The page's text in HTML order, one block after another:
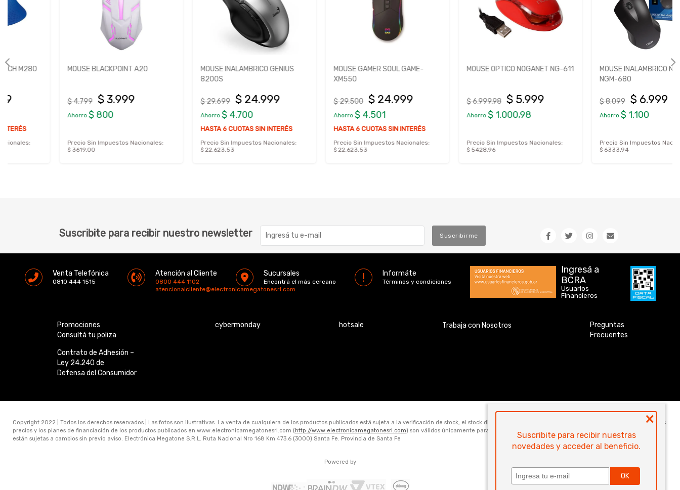
MOUSE BLACKPOINT A20
$ 3.999
Precio Sin Impuestos Nacionales:
MOUSE INALAMBRICO GENIUS
$ 24.999
$ 4.700
HASTA 6 CUOTAS SIN INTERÉS
Precio Sin Impuestos Nacionales:
MOUSE GAMER SOUL GAME-
$ 24.999
$ 4.501
HASTA 6 CUOTAS SIN INTERÉS
Precio Sin Impuestos Nacionales:
MOUSE OPTICO NOGANET NG-611
$ 5.999
$ 1.000,98
Precio Sin Impuestos Nacionales:
MOUSE INALAMBRICO NOGANET
$ 6.999
$ 1.100
Precio Sin Impuestos Nacionales:
Suscribite para recibir nuestro newsletter Suscribirme
Venta Telefónica
0810 444 1515
Atención al Cliente
0800 444 1102
atencionalcliente@electronicamegatonesrl.com
Sucursales
Encontrá el más cercano
Informáte
Términos y condiciones
Ingresá a
BCRA
Usuarios
Financieros
Promociones
Consultá tu poliza
Contrato de Adhesión –
Ley 24.240 de
Defensa del Consumidor
cybermonday hotsale Trabaja con Nosotros
Preguntas
Frecuentes
×
Suscribite para recibir nuestras
novedades y acceder al beneficio.
OK
Copyright 2022 | Todos los derechos reservados.| Las fotos son ilustrativas. La venta de cualquiera de los productos publicados está sujeta a la verificación de stock, el stock disponible para la venta web de cada código es de 5 unidades. Los
precios y los planes de financiación de los productos publicados en www.electronicamegatonesrl.com ( http://www.electronicamegatonesrl.com) son válidos únicamente para la compra online. Las especificaciones técnicas y descripciones
están sujetas a cambios sin previo aviso. Electrónica Megatone S.R.L. Ruta Nacional Nro 168 Km 473.6 (3000) Santa Fe. Provincia de Santa Fe
Powered by